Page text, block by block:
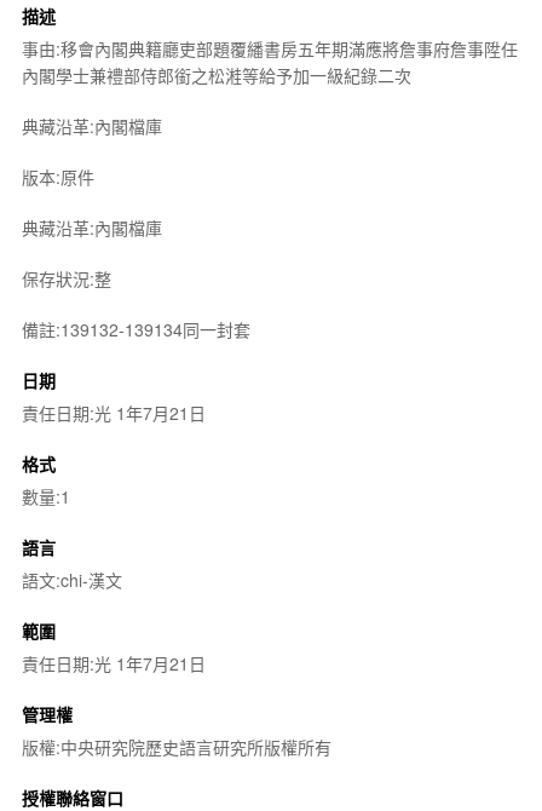
描述
事由:移會內閣典籍廳吏部題覆繙書房五年期滿應將詹事府詹事陞任
內閣學士兼禮部侍郎銜之松溎等給予加一級紀錄二次
典藏沿革:內閣檔庫
版本:原件
典藏沿革:內閣檔庫
保存狀況:整
備註:139132-139134同一封套
日期
責任日期:光 1年7月21日
格式
數量:1
語言
語文:chi-漢文
範圍
責任日期:光 1年7月21日
管理權
版權:中央研究院歷史語言研究所版權所有
授權聯絡窗口